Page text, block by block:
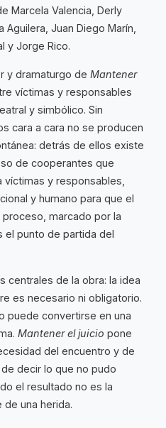
Marcela Valencia, Derly
Aguilera, Juan Diego Marín,
y Jorge Rico.
y dramaturgo de Mantener
víctimas y responsables
y simbólico. Sin
cara a cara no se producen
detrás de ellos existe
de cooperantes que
y responsables,
y humano para que el
marcado por la
el punto de partida del
centrales de la obra: la idea
es necesario ni obligatorio.
puede convertirse en una
Mantener el juicio pone
del encuentro y de
decir lo que no pudo
el resultado no es la
de una herida.